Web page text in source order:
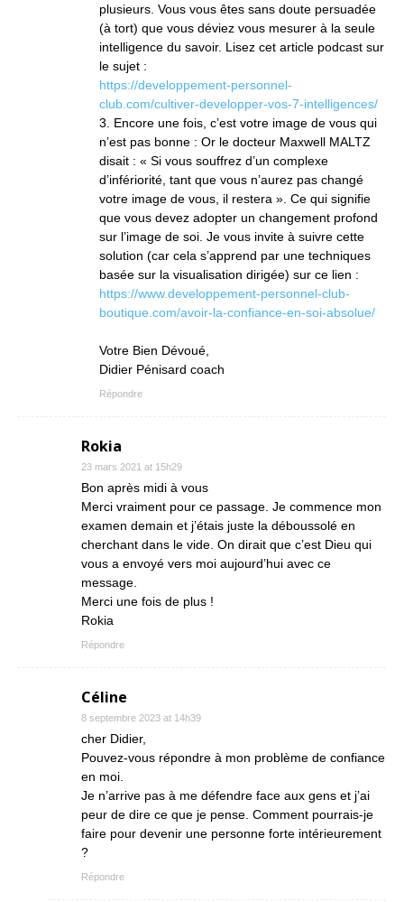
plusieurs. Vous vous êtes sans doute persuadée
(à tort) que vous déviez vous mesurer à la seule
intelligence du savoir. Lisez cet article podcast sur
le sujet :
https://developpement-personnel-
club.com/cultiver-developper-vos-7-intelligences/
3. Encore une fois, c’est votre image de vous qui
n’est pas bonne : Or le docteur Maxwell MALTZ
disait : « Si vous souffrez d’un complexe
d’infériorité, tant que vous n’aurez pas changé
votre image de vous, il restera ». Ce qui signifie
que vous devez adopter un changement profond
sur l’image de soi. Je vous invite à suivre cette
solution (car cela s’apprend par une techniques
basée sur la visualisation dirigée) sur ce lien :
https://www.developpement-personnel-club-
boutique.com/avoir-la-confiance-en-soi-absolue/
Votre Bien Dévoué,
Didier Pénisard coach
Répondre
Rokia
23 mars 2021 at 15h29
Bon après midi à vous
Merci vraiment pour ce passage. Je commence mon
examen demain et j’étais juste la déboussolé en
cherchant dans le vide. On dirait que c’est Dieu qui
vous a envoyé vers moi aujourd’hui avec ce
message.
Merci une fois de plus !
Rokia
Répondre
Céline
8 septembre 2023 at 14h39
cher Didier,
Pouvez-vous répondre à mon problème de confiance
en moi.
Je n’arrive pas à me défendre face aux gens et j’ai
peur de dire ce que je pense. Comment pourrais-je
faire pour devenir une personne forte intérieurement
?
Répondre